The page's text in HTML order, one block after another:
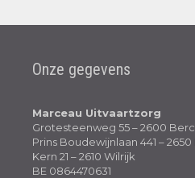
Onze gegevens
Marceau Uitvaartzorg
Grotesteenweg 55 – 2600
Prins Boudewijnlaan 441 –
Kern 21 – 2610 Wilrijk
BE 0864470631